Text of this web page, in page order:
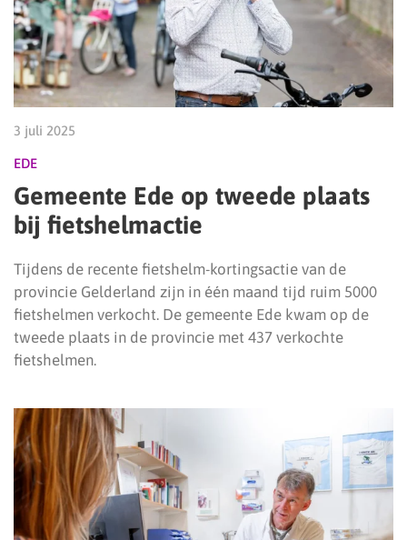
3 juli 2025
EDE
Gemeente Ede op tweede plaats
bij fietshelmactie
Tijdens de recente fietshelm-kortingsactie van de
provincie Gelderland zijn in één maand tijd ruim 5000
fietshelmen verkocht. De gemeente Ede kwam op de
tweede plaats in de provincie met 437 verkochte
fietshelmen.